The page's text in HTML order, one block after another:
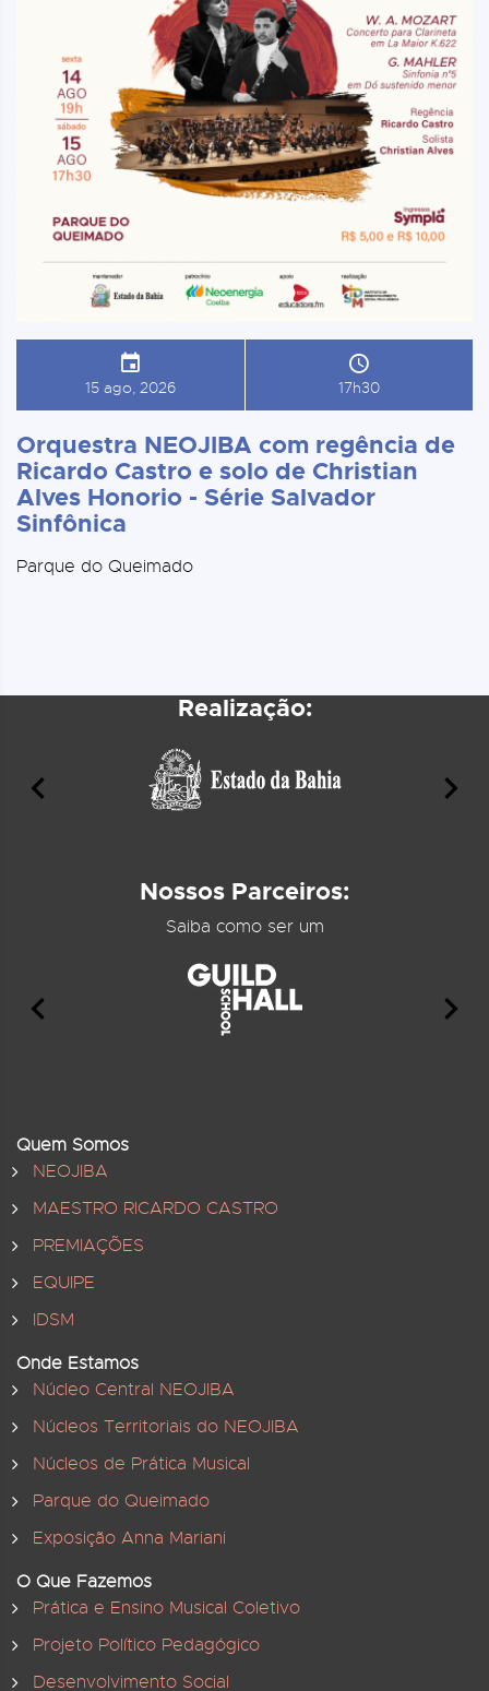
15 ago, 2026 17h30
Orquestra NEOJIBA com regência de
Ricardo Castro e solo de Christian
Alves Honorio - Série Salvador
Sinfônica
Parque do Queimado
Realização:
Nossos Parceiros:
Saiba como ser um
Quem Somos
NEOJIBA
MAESTRO RICARDO CASTRO
PREMIAÇÕES
EQUIPE
IDSM
Onde Estamos
Núcleo Central NEOJIBA
Núcleos Territoriais do NEOJIBA
Núcleos de Prática Musical
Parque do Queimado
Exposição Anna Mariani
O Que Fazemos
Prática e Ensino Musical Coletivo
Projeto Político Pedagógico
Desenvolvimento Social